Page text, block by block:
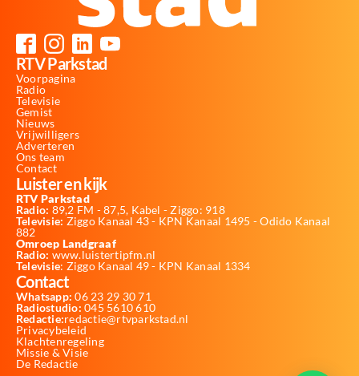
RTV Parkstad
Voorpagina
Radio
Televisie
Gemist
Nieuws
Vrijwilligers
Adverteren
Ons team
Contact
Luister en kijk
RTV Parkstad
Radio: 89,2 FM - 87,5, Kabel - Ziggo: 918
Televisie: Ziggo Kanaal 43 - KPN Kanaal 1495 - Odido Kanaal
882
Omroep Landgraaf
Radio: www.luistertipfm.nl
Televisie: Ziggo Kanaal 49 - KPN Kanaal 1334
Contact
Whatsapp: 06 23 29 30 71
Radiostudio: 045 5610 610
Redactie:redactie@rtvparkstad.nl
Privacybeleid
Klachtenregeling
Missie & Visie
De Redactie